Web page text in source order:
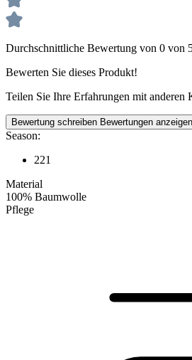
Durchschnittliche Bewertung von 0 von
Bewerten Sie dieses Produkt!
Teilen Sie Ihre Erfahrungen mit anderen
Bewertung schreiben Bewertungen anzeigen
Season:
221
Material
100% Baumwolle
Pflege